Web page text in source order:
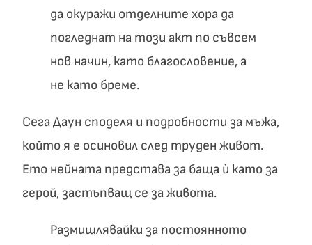
да окуражи отделните хора да
погледнат на този акт по съвсем
нов начин, като благословение, а
не като бреме.
Сега Даун споделя и подробности за мъжа,
който я е осиновил след труден живот.
Ето нейната представа за баща ѝ като за
герой, застъпващ се за живота.
Размишлявайки за постоянното